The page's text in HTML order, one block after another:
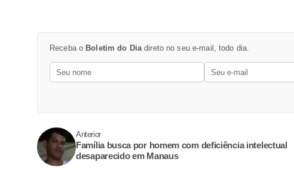
Receba o Boletim do Diadireto no seu e-mail, todo dia.
Anterior
Família busca por homem com deficiência intelectual
desaparecido em Manaus